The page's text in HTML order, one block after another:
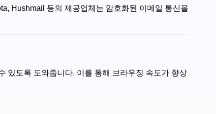
Hushmail 등의 제공업체는 암호화된 이메일 통신을
있도록 도와줍니다. 이를 통해 브라우징 속도가 향상